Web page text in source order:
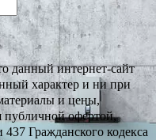
данный интернет-сайт
характер и ни при
и цены,
публичной офертой,
Гражданского кодекса